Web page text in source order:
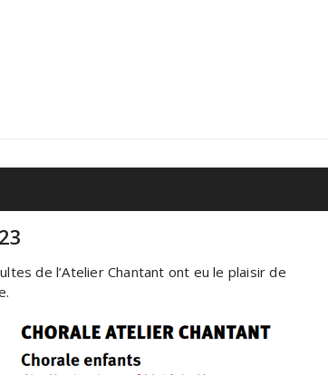
de l’Atelier Chantant ont eu le plaisir de